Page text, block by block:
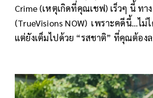
Crime (เหตุเกิดที่คุณเชฟ) เร็วๆ นี้ ทา
(TrueVisions NOW) เพราะคดีนี้…ไม่
แต่ยังเต็มไปด้วย “รสชาติ” ที่คุณต้อง